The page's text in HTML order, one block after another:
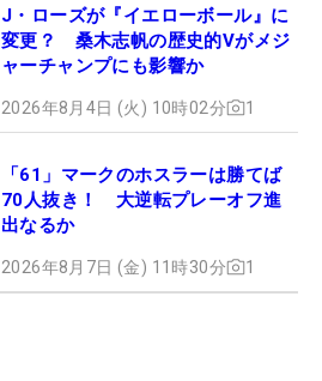
J・ローズが『イエローボール』に
変更？ 桑木志帆の歴史的Vがメジ
ャーチャンプにも影響か
2026年8月4日 (火) 10時02分 1
「61」マークのホスラーは勝てば
70人抜き！ 大逆転プレーオフ進
出なるか
2026年8月7日 (金) 11時30分 1